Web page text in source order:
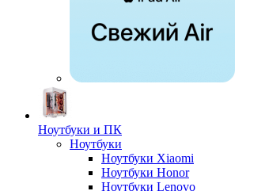
Ноутбуки и ПК
Ноутбуки
Ноутбуки Xiaomi
Ноутбуки Honor
Ноутбуки Lenovo